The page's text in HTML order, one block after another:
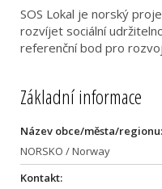
SOS Lokal je norský
rozvíjet sociální
referenční bod pro
Základní informace
Název obce/města/regionu:
NORSKO / Norway
Kontakt: